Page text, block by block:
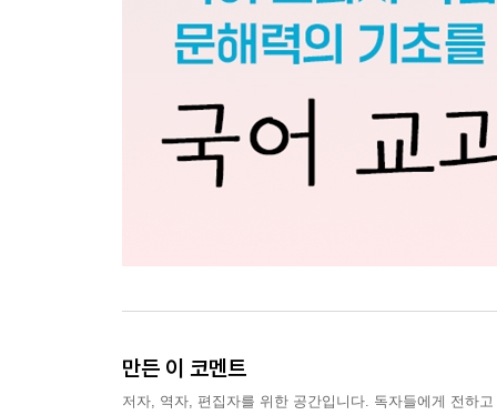
만든 이 코멘트
저자, 역자, 편집자를 위한 공간입니다. 독자들에게 전하